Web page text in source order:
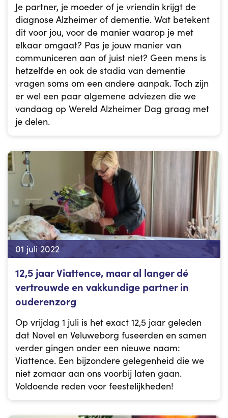
Je partner, je moeder of je vriendin krijgt de
diagnose Alzheimer of dementie. Wat betekent
dit voor jou, voor de manier waarop je met
elkaar omgaat? Pas je jouw manier van
communiceren aan of juist niet? Geen mens is
hetzelfde en ook de stadia van dementie
vragen soms om een andere aanpak. Toch zijn
er wel een paar algemene adviezen die we
vandaag op Wereld Alzheimer Dag graag met
je delen.
01 juli 2022
12,5 jaar Viattence, maar al langer dé
vertrouwde en vakkundige partner in
ouderenzorg
Op vrijdag 1 juli is het exact 12,5 jaar geleden
dat Novel en Veluweborg fuseerden en samen
verder gingen onder een nieuwe naam:
Viattence. Een bijzondere gelegenheid die we
niet zomaar aan ons voorbij laten gaan.
Voldoende reden voor feestelijkheden!